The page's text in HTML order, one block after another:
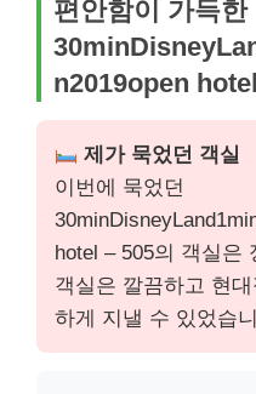
편안함이 가득한
n2019open
제가 묵었던 객실
이번에 묵었던
hotel – 505의 객실은
객실은 깔끔하고 현
하게 지낼 수 있었습